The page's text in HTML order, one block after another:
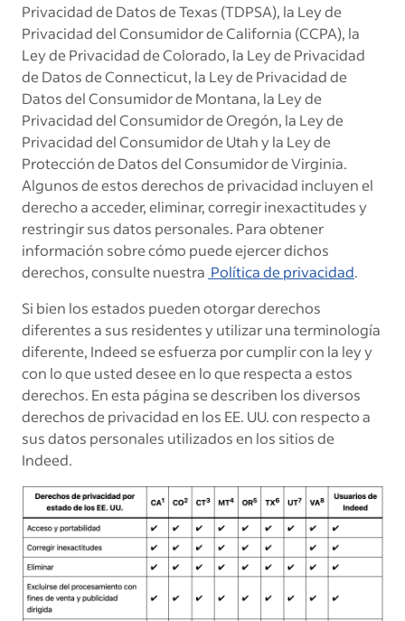
Privacidad de Datos de Texas (TDPSA), la Ley de
Privacidad del Consumidor de California (CCPA), la
Ley de Privacidad de Colorado, la Ley de Privacidad
de Datos de Connecticut, la Ley de Privacidad de
Datos del Consumidor de Montana, la Ley de
Privacidad del Consumidor de Oregón, la Ley de
Privacidad del Consumidor de Utah y la Ley de
Protección de Datos del Consumidor de Virginia.
Algunos de estos derechos de privacidad incluyen el
derecho a acceder, eliminar, corregir inexactitudes y
restringir sus datos personales. Para obtener
información sobre cómo puede ejercer dichos
derechos, consulte nuestra Política de privacidad.
Si bien los estados pueden otorgar derechos
diferentes a sus residentes y utilizar una terminología
diferente, Indeed se esfuerza por cumplir con la ley y
con lo que usted desee en lo que respecta a estos
derechos. En esta página se describen los diversos
derechos de privacidad en los EE. UU. con respecto a
sus datos personales utilizados en los sitios de
Indeed.